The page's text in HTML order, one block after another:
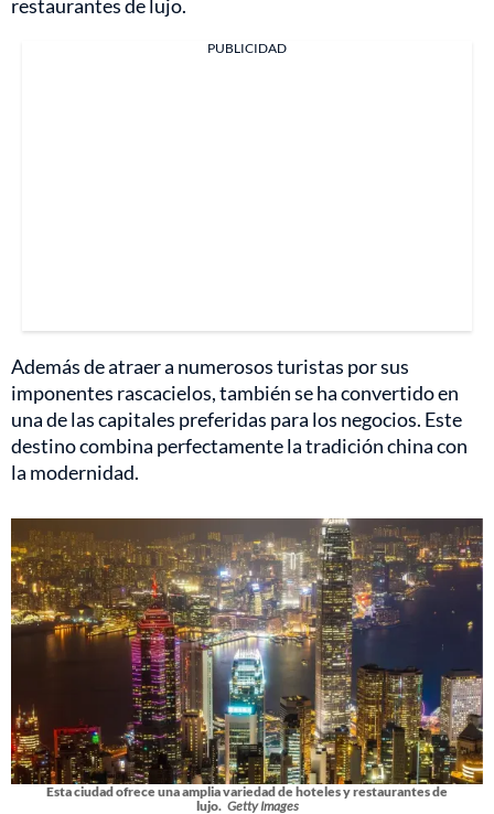
restaurantes de lujo.
PUBLICIDAD
Además de atraer a numerosos turistas por sus
imponentes rascacielos, también se ha convertido en
una de las capitales preferidas para los negocios. Este
destino combina perfectamente la tradición china con
la modernidad.
Esta ciudad ofrece una amplia variedad de hoteles y restaurantes de
lujo. Getty Images